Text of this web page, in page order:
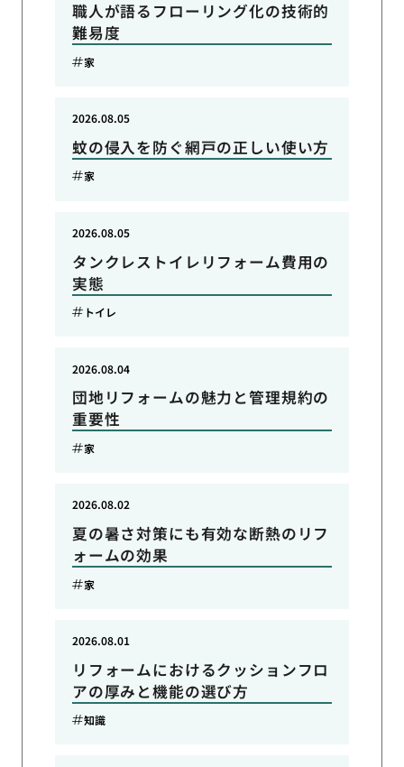
職人が語るフローリング化の技術的
難易度
家
蚊の侵入を防ぐ網戸の正しい使い方
2026.08.05
家
タンクレストイレリフォーム費用の
実態
2026.08.05
トイレ
団地リフォームの魅力と管理規約の
重要性
2026.08.04
家
夏の暑さ対策にも有効な断熱のリフ
ォームの効果
2026.08.02
家
リフォームにおけるクッションフロ
アの厚みと機能の選び方
2026.08.01
知識